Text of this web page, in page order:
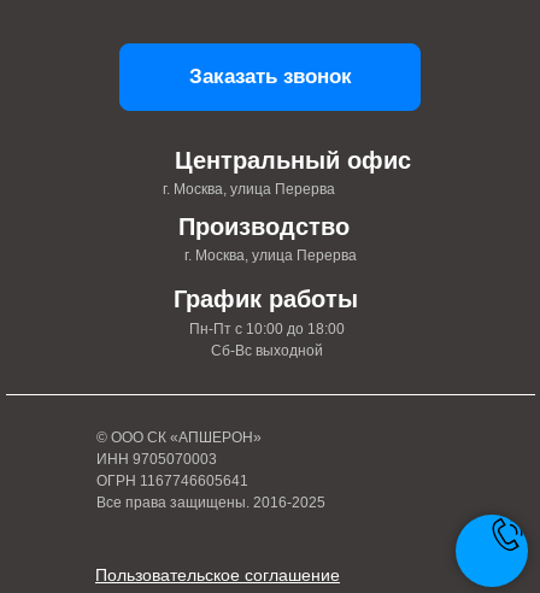
© ООО СК «АПШЕРОН»
ИНН 9705070003
ОГРН 1167746605641
Все права защищены. 2016-2025
Пользовательское соглашение
Центральный офис
г. Москва, улица Перерва
График работы
Пн-Пт с 10:00 до 18:00
Сб-Вс выходной
Производство
г. Москва, улица Перерва
Заказать звонок